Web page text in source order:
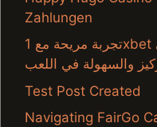
Zahlungen
تجربة مريحة مع 1xbet الاصليه تحفّز المستخدمين على
والسهولة في اللعب
Test Post Created
Navigating FairGo